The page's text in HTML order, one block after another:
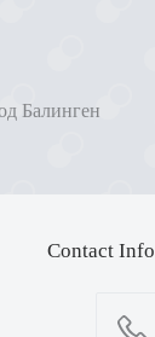
Балинген
Contact Info